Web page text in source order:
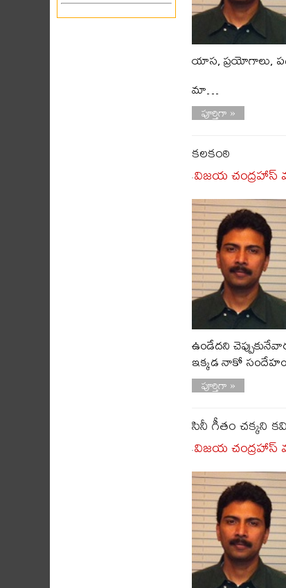
యాస, ప్రయోగాలు,
మా…
పూర్తిగా »
కలకంఠి
-విజయ చంద్రహాస్
ఉండేదని
ఇక్కడ నాకో
పూర్తిగా »
సినీ గీతం చక్కని
-విజయ చంద్రహాస్